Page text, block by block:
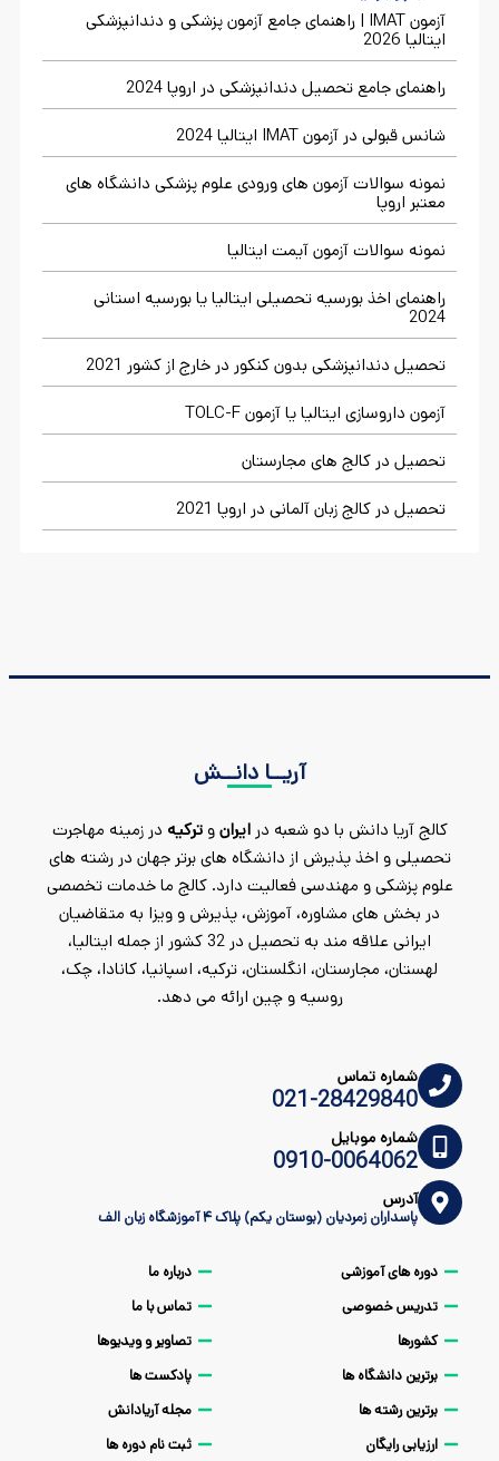
آزمون IMAT | راهنمای جامع آزمون پزشکی و دندانپزشکی
ایتالیا 2026
راهنمای جامع تحصیل دندانپزشکی در اروپا 2024
شانس قبولی در آزمون IMAT ایتالیا 2024
نمونه سوالات آزمون های ورودی علوم پزشکی دانشگاه های
معتبر اروپا
نمونه سوالات آزمون آیمت ایتالیا
راهنمای اخذ بورسیه تحصیلی ایتالیا یا بورسیه استانی
2024
تحصیل دندانپزشکی بدون کنکور در خارج از کشور 2021
آزمون داروسازی ایتالیا یا آزمون TOLC-F
تحصیل در کالج های مجارستان
تحصیل در کالج زبان آلمانی در اروپا 2021
آریــا دانــش
کالج آریا دانش با دو شعبه در ایرانوترکیه در زمینه مهاجرت
تحصیلی و اخذ پذیرش از دانشگاه های برتر جهان در رشته های
علوم پزشکی و مهندسی فعالیت دارد. کالج ما خدمات تخصصی
در بخش های مشاوره، آموزش، پذیرش و ویزا به متقاضیان
ایرانی علاقه مند به تحصیل در 32 کشور از جمله ایتالیا،
لهستان، مجارستان، انگلستان، ترکیه، اسپانیا، کانادا، چک،
روسیه و چین ارائه می دهد.
شماره تماس
021-28429840
شماره موبایل
0910-0064062
آدرس
پاسداران زمردیان (بوستان یکم) پلاک ۴ آموزشگاه زبان الف
دوره های آموزشی
تدریس خصوصی
کشورها
برترین دانشگاه ها
برترین رشته ها
ارزیابی رایگان
درباره ما
تماس با ما
تصاویر و ویدیوها
پادکست ها
مجله آریادانش
ثبت نام دوره ها